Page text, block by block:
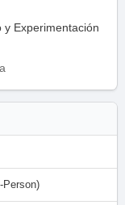
Experimentación
Person)